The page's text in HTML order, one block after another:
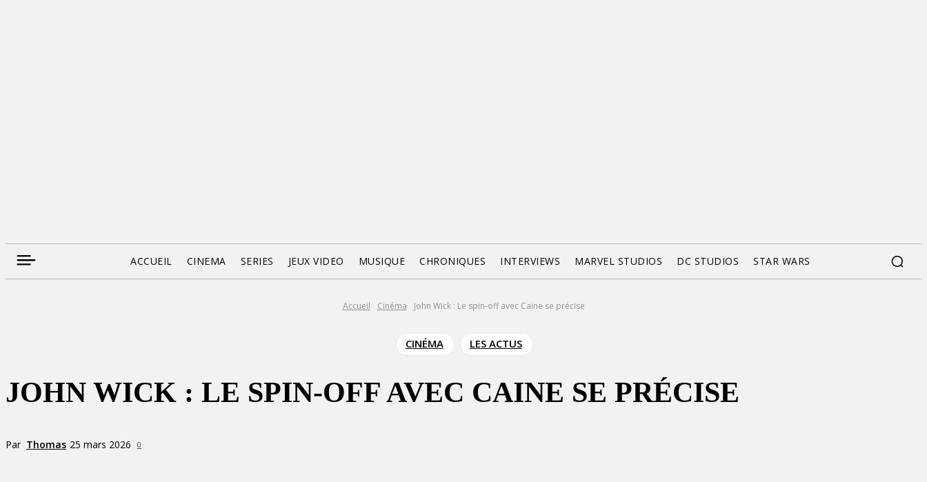
ACCUEIL CINEMA SERIES JEUX VIDEO MUSIQUE CHRONIQUES INTERVIEWS MARVEL STUDIOS DC STUDIOS STAR WARS
Accueil Cinéma John Wick : Le spin-off avec Caine se précise
CINÉMA LES ACTUS
JOHN WICK : LE SPIN-OFF AVEC CAINE SE PRÉCISE
Par Thomas 25 mars 2026 0